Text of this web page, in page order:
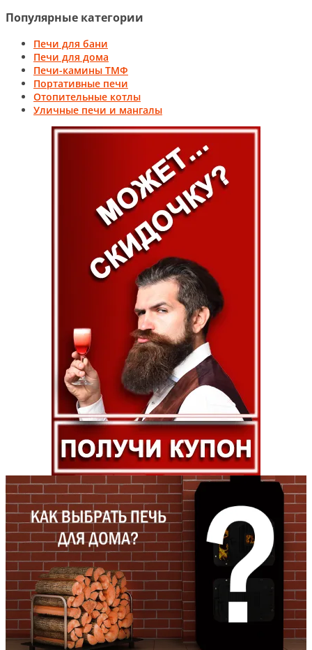
Популярные категории
Печи для бани
Печи для дома
Печи-камины ТМФ
Портативные печи
Отопительные котлы
Уличные печи и мангалы